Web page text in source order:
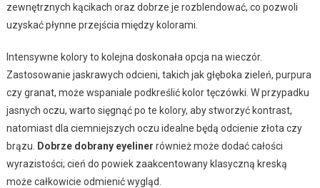
zewnętrznych kącikach oraz dobrze je rozblendować, co pozwoli
uzyskać płynne przejścia między kolorami.
Intensywne kolory to kolejna doskonała opcja na wieczór.
Zastosowanie jaskrawych odcieni, takich jak głęboka zieleń, purpura
czy granat, może wspaniale podkreślić kolor tęczówki. W przypadku
jasnych oczu, warto sięgnąć po te kolory, aby stworzyć kontrast,
natomiast dla ciemniejszych oczu idealne będą odcienie złota czy
brązu.
Dobrze dobrany eyeliner również może dodać całości
wyrazistości; cień do powiek zaakcentowany klasyczną kreską
może całkowicie odmienić wygląd.